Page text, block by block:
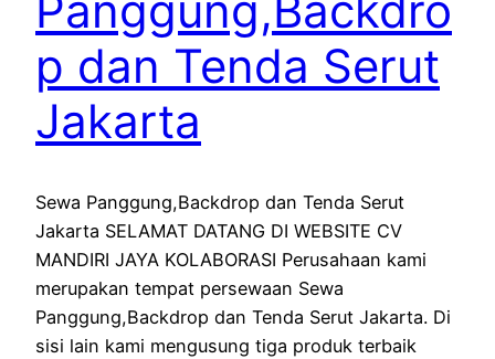
p dan Tenda Serut
Jakarta
Sewa Panggung,Backdrop dan Tenda Serut
Jakarta SELAMAT DATANG DI WEBSITE CV
MANDIRI JAYA KOLABORASI Perusahaan kami
merupakan tempat persewaan Sewa
Panggung,Backdrop dan Tenda Serut Jakarta. Di
sisi lain kami mengusung tiga produk terbaik